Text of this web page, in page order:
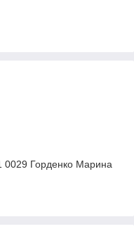
0029 Горденко Марина